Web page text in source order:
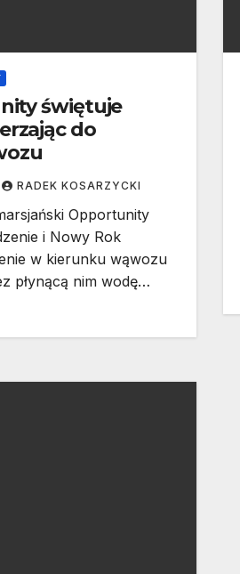
świętuje
do
RADEK KOSARZYCKI
Opportunity
i Nowy Rok
w kierunku wąwozu
płynącą nim wodę…